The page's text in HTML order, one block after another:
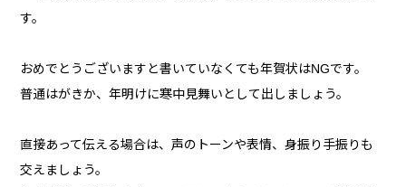
す。
おめでとうございますと書いていなくても年賀状はNGです。
普通はがきか、年明けに寒中見舞いとして出しましょう。
直接あって伝える場合は、声のトーンや表情、身振り手振りも
交えましょう。